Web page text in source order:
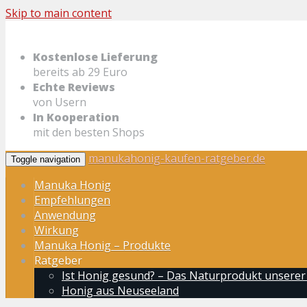
Skip to main content
Kostenlose Lieferung
bereits ab 29 Euro
Echte Reviews
von Usern
In Kooperation
mit den besten Shops
Toggle navigation
manukahonig-kaufen-ratgeber.de
Manuka Honig
Empfehlungen
Anwendung
Wirkung
Manuka Honig – Produkte
Ratgeber
Ist Honig gesund? – Das Naturprodukt
Honig aus Neuseeland